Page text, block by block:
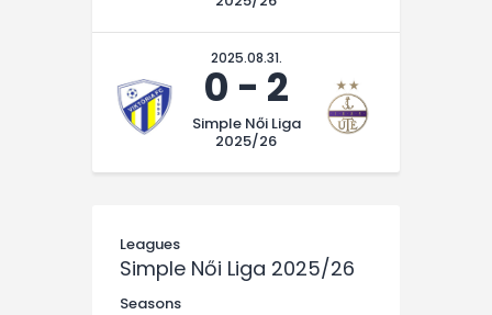
Szponzori kiajánlás
2025.08.31.
0 - 2
Simple Női Liga
2025/26
Leagues
Simple Női Liga 2025/26
Seasons